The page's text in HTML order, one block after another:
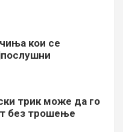
кои се
трик може да го
без трошење